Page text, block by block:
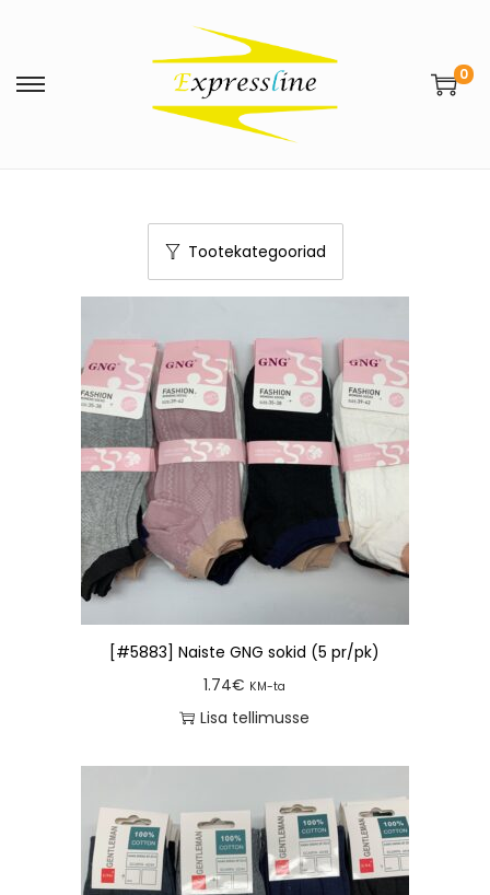
0
Tootekategooriad
[#5883] Naiste GNG sokid (5 pr/pk)
1.74€ KM-ta
Lisa tellimusse